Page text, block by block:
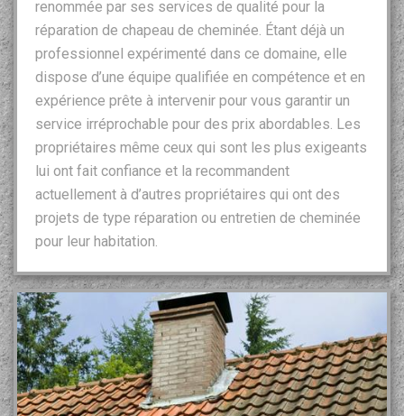
renommée par ses services de qualité pour la
réparation de chapeau de cheminée. Étant déjà un
professionnel expérimenté dans ce domaine, elle
dispose d’une équipe qualifiée en compétence et en
expérience prête à intervenir pour vous garantir un
service irréprochable pour des prix abordables. Les
propriétaires même ceux qui sont les plus exigeants
lui ont fait confiance et la recommandent
actuellement à d’autres propriétaires qui ont des
projets de type réparation ou entretien de cheminée
pour leur habitation.